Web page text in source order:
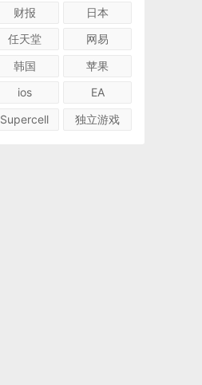
财报
日本
任天堂
网易
韩国
苹果
ios
EA
Supercell 独立游戏